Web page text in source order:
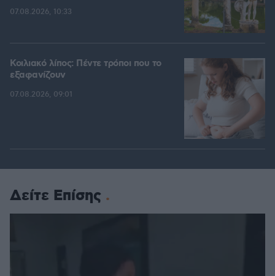
07.08.2026, 10:33
Κοιλιακό λίπος: Πέντε τρόποι που το
εξαφανίζουν
07.08.2026, 09:01
Δείτε Επίσης